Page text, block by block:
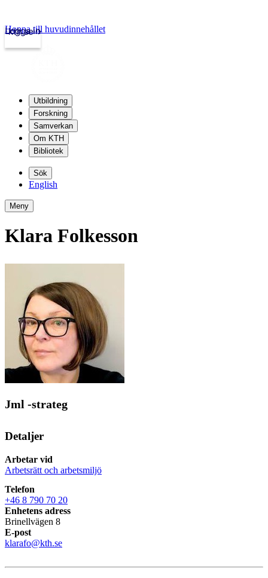
kth.se
Logga in
Hoppa till huvudinnehållet
Utbildning
Forskning
Samverkan
Om KTH
Bibliotek
Sök
English
Meny
Klara Folkesson
Jml -strateg
Detaljer
Arbetar vid
Arbetsrätt och arbetsmiljö
Telefon
+46 8 790 70 20
Enhetens adress
Brinellvägen 8
E-post
klarafo@kth.se